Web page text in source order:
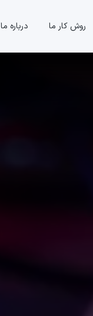
روش کار ما درباره ما